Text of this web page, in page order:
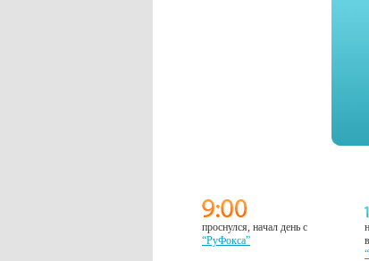
проснулся, начал день с
“РуФокса”